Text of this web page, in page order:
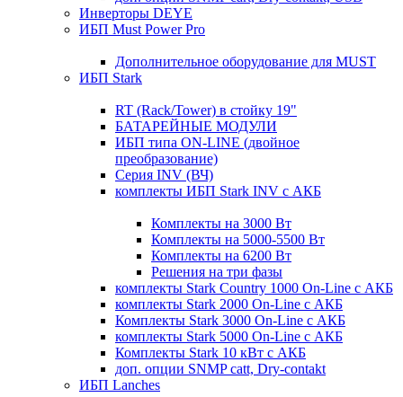
Инверторы DEYE
ИБП Must Power Pro
Дополнительное оборудование для MUST
ИБП Stark
RT (Rack/Tower) в стойку 19"
БАТАРЕЙНЫЕ МОДУЛИ
ИБП типа ON-LINE (двойное
преобразование)
Серия INV (ВЧ)
комплекты ИБП Stark INV с АКБ
Комплекты на 3000 Вт
Комплекты на 5000-5500 Вт
Комплекты на 6200 Вт
Решения на три фазы
комплекты Stark Country 1000 On-Line с АКБ
комплекты Stark 2000 On-Line с АКБ
Комплекты Stark 3000 On-Line с АКБ
комплекты Stark 5000 On-Line с АКБ
Комплекты Stark 10 кВт с АКБ
доп. опции SNMP catt, Dry-contakt
ИБП Lanches